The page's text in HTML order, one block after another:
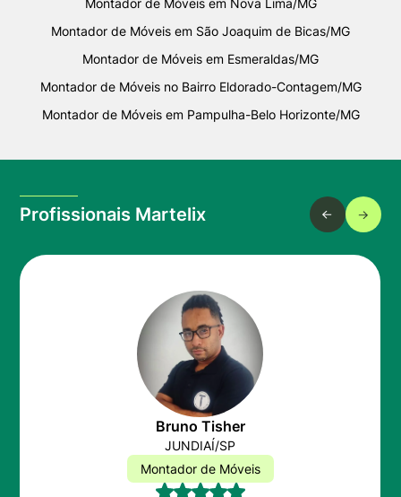
Montador de Móveis em Nova Lima/MG
Montador de Móveis em São Joaquim de Bicas/MG
Montador de Móveis em Esmeraldas/MG
Montador de Móveis no Bairro Eldorado-Contagem/MG
Montador de Móveis em Pampulha-Belo Horizonte/MG
Profissionais Martelix
Bruno Tisher
JUNDIAÍ/SP
Montador de Móveis